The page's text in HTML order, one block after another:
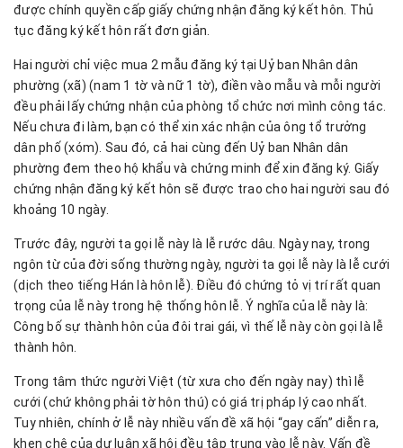
được chính quyền cấp giấy chứng nhận đăng ký kết hôn. Thủ
tục đăng ký kết hôn rất đơn giản.
Hai người chỉ việc mua 2 mẫu đăng ký tại Uỷ ban Nhân dân
phường (xã) (nam 1 tờ và nữ 1 tờ), điền vào mẫu và mỗi người
đều phải lấy chứng nhận của phòng tổ chức nơi mình công tác.
Nếu chưa đi làm, bạn có thể xin xác nhận của ông tổ trưởng
dân phố (xóm). Sau đó, cả hai cùng đến Uỷ ban Nhân dân
phường đem theo hộ khẩu và chứng minh để xin đăng ký. Giấy
chứng nhận đăng ký kết hôn sẽ được trao cho hai người sau đó
khoảng 10 ngày.
Trước đây, người ta gọi lễ này là lễ rước dâu. Ngày nay, trong
ngôn từ của đời sống thường ngày, người ta gọi lễ này là lễ cưới
(dịch theo tiếng Hán là hôn lễ). Điều đó chứng tỏ vị trí rất quan
trọng của lễ này trong hệ thống hôn lễ. Ý nghĩa của lễ này là:
Công bố sự thành hôn của đôi trai gái, vì thế lễ này còn gọi là lễ
thành hôn.
Trong tâm thức người Việt (từ xưa cho đến ngày nay) thì lễ
cưới (chứ không phải tờ hôn thú) có giá trị pháp lý cao nhất.
Tuy nhiên, chính ở lễ này nhiều vấn đề xã hội “gay cấn” diễn ra,
khen chê của dư luận xã hội đều tập trung vào lễ này. Vấn đề